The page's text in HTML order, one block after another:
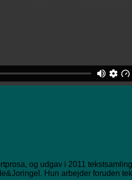
og udgav i 2011
Hun arbejder foruden